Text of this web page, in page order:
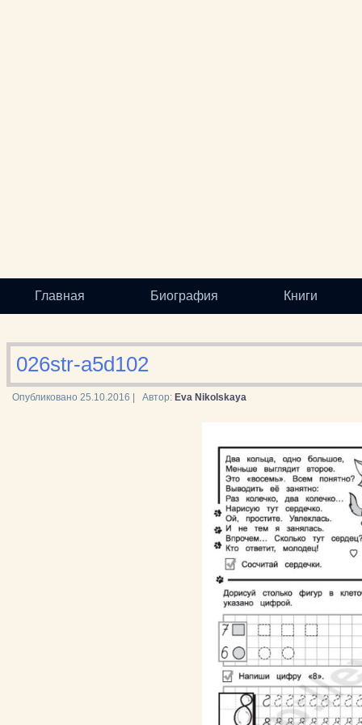
Главная Биография Книги
026str-a5d102
Опубликовано 25.10.2016 Автор: Eva Nikolskaya